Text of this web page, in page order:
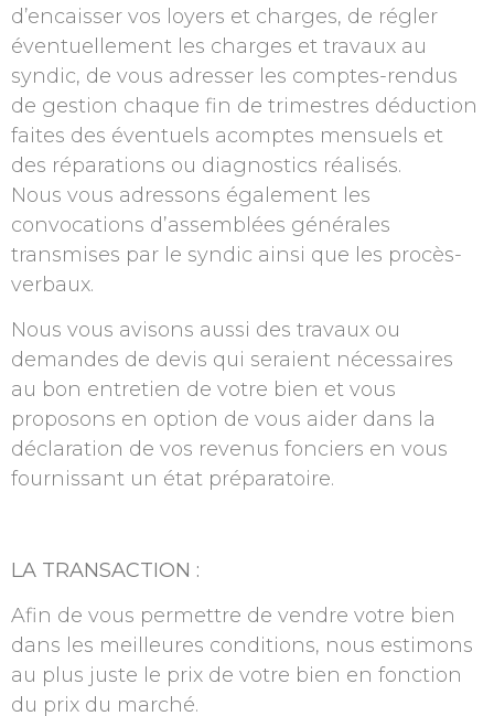
d’encaisser vos loyers et charges, de régler
éventuellement les charges et travaux au
syndic, de vous adresser les comptes-rendus
de gestion chaque fin de trimestres déduction
faites des éventuels acomptes mensuels et
des réparations ou diagnostics réalisés.
Nous vous adressons également les
convocations d’assemblées générales
transmises par le syndic ainsi que les procès-
verbaux.
Nous vous avisons aussi des travaux ou
demandes de devis qui seraient nécessaires
au bon entretien de votre bien et vous
proposons en option de vous aider dans la
déclaration de vos revenus fonciers en vous
fournissant un état préparatoire.
LA TRANSACTION :
Afin de vous permettre de vendre votre bien
dans les meilleures conditions, nous estimons
au plus juste le prix de votre bien en fonction
du prix du marché.